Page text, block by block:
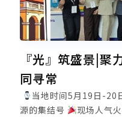
『光』筑盛景|
同寻常
当地时间5月19日-20
源的集结号
现场人气